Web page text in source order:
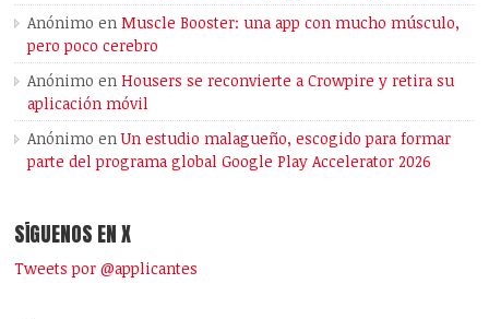
Anónimo enMuscle Booster: una app con mucho músculo,
pero poco cerebro
Anónimo enHousers se reconvierte a Crowpire y retira su
aplicación móvil
Anónimo enUn estudio malagueño, escogido para formar
parte del programa global Google Play Accelerator 2026
SÍGUENOS EN X
Tweets por @applicantes